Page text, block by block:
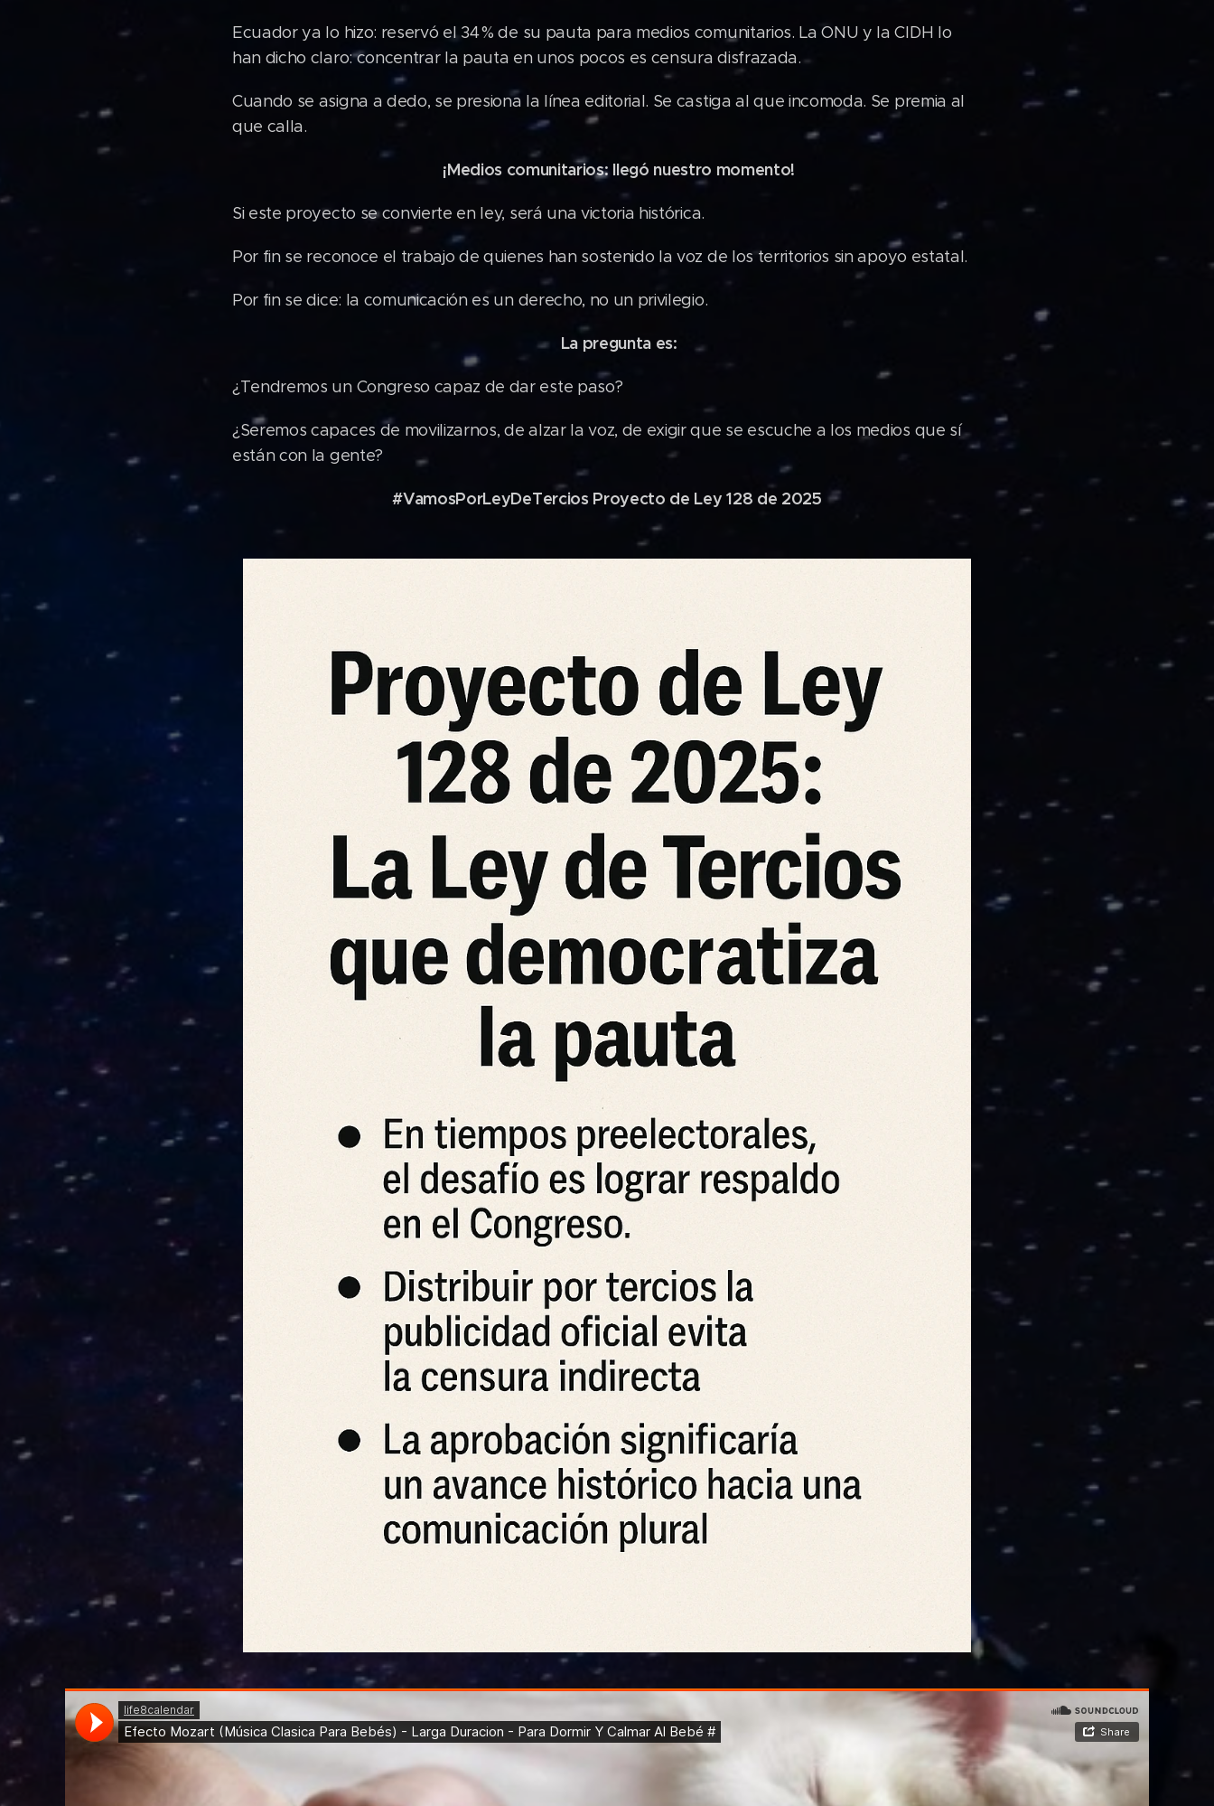
Ecuador ya lo hizo: reservó el 34 % de su pauta para medios comunitarios. La ONU y la CIDH lo
han dicho claro: concentrar la pauta en unos pocos es censura disfrazada.
Cuando se asigna a dedo, se presiona la línea editorial. Se castiga al que incomoda. Se premia al
que calla.
¡Medios comunitarios: llegó nuestro momento!
Si este proyecto se convierte en ley, será una victoria histórica.
Por fin se reconoce el trabajo de quienes han sostenido la voz de los territorios sin apoyo estatal.
Por fin se dice: la comunicación es un derecho, no un privilegio.
🔥 La pregunta es:
¿Tendremos un Congreso capaz de dar este paso?
¿Seremos capaces de movilizarnos, de alzar la voz, de exigir que se escuche a los medios que sí
están con la gente?
#VamosPorLeyDeTercios Proyecto de Ley 128 de 2025